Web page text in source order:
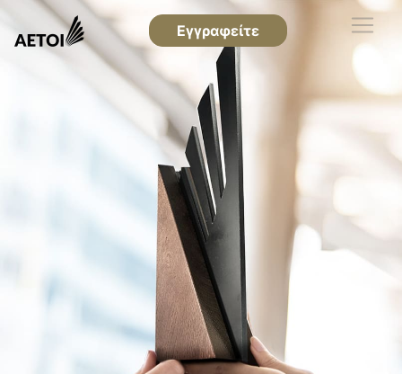
Εγγραφείτε